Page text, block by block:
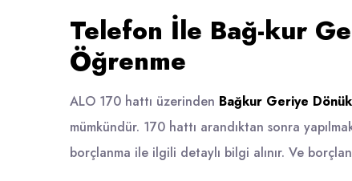
Telefon İle Bağ-kur
Öğrenme
ALO 170 hattı üzerinden Bağkur Geriye
mümkündür. 170 hattı arandıktan sonra
borçlanma ile ilgili detaylı bilgi alınır. Ve